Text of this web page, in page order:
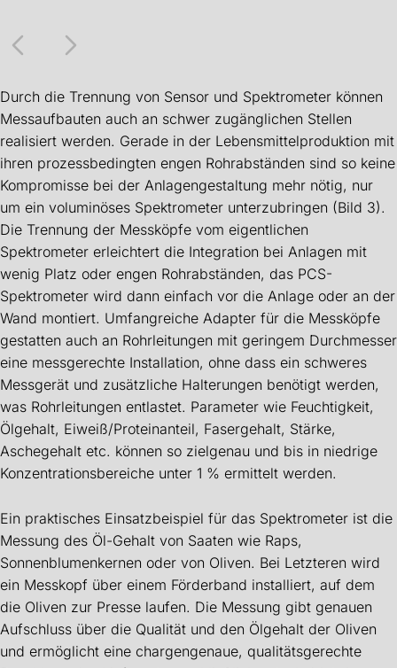
Durch die Trennung von Sensor und Spektrometer können
Messaufbauten auch an schwer zugänglichen Stellen
realisiert werden. Gerade in der Lebensmittelproduktion mit
ihren prozessbedingten engen Rohrabständen sind so keine
Kompromisse bei der Anlagengestaltung mehr nötig, nur
um ein voluminöses Spektrometer unterzubringen (Bild 3).
Die Trennung der Messköpfe vom eigentlichen
Spektrometer erleichtert die Integration bei Anlagen mit
wenig Platz oder engen Rohrabständen, das PCS-
Spektrometer wird dann einfach vor die Anlage oder an der
Wand montiert. Umfangreiche Adapter für die Messköpfe
gestatten auch an Rohrleitungen mit geringem Durchmesser
eine messgerechte Installation, ohne dass ein schweres
Messgerät und zusätzliche Halterungen benötigt werden,
was Rohrleitungen entlastet. Parameter wie Feuchtigkeit,
Ölgehalt, Eiweiß/Proteinanteil, Fasergehalt, Stärke,
Aschegehalt etc. können so zielgenau und bis in niedrige
Konzentrationsbereiche unter 1 % ermittelt werden.
Ein praktisches Einsatzbeispiel für das Spektrometer ist die
Messung des Öl-Gehalt von Saaten wie Raps,
Sonnenblumenkernen oder von Oliven. Bei Letzteren wird
ein Messkopf über einem Förderband installiert, auf dem
die Oliven zur Presse laufen. Die Messung gibt genauen
Aufschluss über die Qualität und den Ölgehalt der Oliven
und ermöglicht eine chargengenaue, qualitätsgerechte